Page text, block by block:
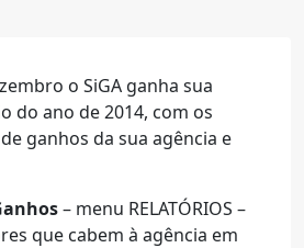
o SiGA ganha sua
do ano de 2014, com os
ganhos da sua agência e
– menu RELATÓRIOS –
que cabem à agência em